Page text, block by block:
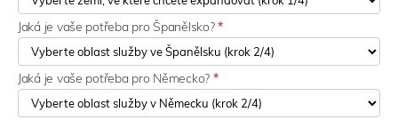
Jaká je vaše potřeba pro Španělsko?*
Jaká je vaše potřeba pro Německo? *